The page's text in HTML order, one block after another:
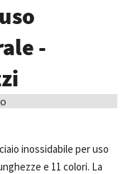
-
inossidabile per uso
e 11 colori. La